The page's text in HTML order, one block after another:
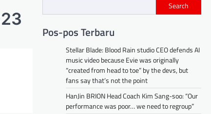
Search
Pos-pos Terbaru
Stellar Blade: Blood Rain studio CEO defends AI
music video because Evie was originally
“created from head to toe” by the devs, but
fans say that’s not the point
HanJin BRION Head Coach Kim Sang-soo: “Our
performance was poor… we need to regroup”